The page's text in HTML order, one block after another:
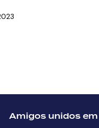
Amigos unidos